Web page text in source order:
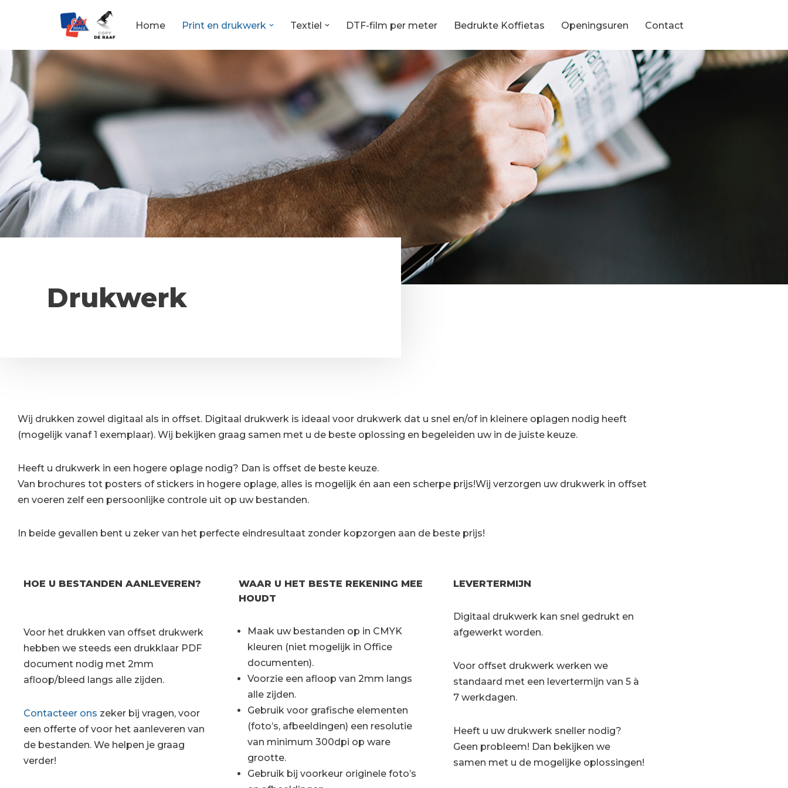
naar
de
inhoud
Home Print en drukwerk Textiel DTF-film per meter Bedrukte Koffietas Openingsuren Contact
Drukwerk
Wij drukken zowel digitaal als in offset. Digitaal drukwerk is ideaal voor drukwerk dat u snel en/of in kleinere oplagen nodig heeft
(mogelijk vanaf 1 exemplaar). Wij bekijken graag samen met u de beste oplossing en begeleiden uw in de juiste keuze.
Heeft u drukwerk in een hogere oplage nodig? Dan is offset de beste keuze.
Van brochures tot posters of stickers in hogere oplage, alles is mogelijk én aan een scherpe prijs!Wij verzorgen uw drukwerk in offset
en voeren zelf een persoonlijke controle uit op uw bestanden.
In beide gevallen bent u zeker van het perfecte eindresultaat zonder kopzorgen aan de beste prijs!
HOE U BESTANDEN AANLEVEREN?
Voor het drukken van offset drukwerk
hebben we steeds een drukklaar PDF
document nodig met 2mm
afloop/bleed langs alle zijden.
Contacteer ons zeker bij vragen, voor
een offerte of voor het aanleveren van
de bestanden. We helpen je graag
verder!
WAAR U HET BESTE REKENING MEE
HOUDT
Maak uw bestanden op in CMYK
kleuren (niet mogelijk in Office
documenten).
Voorzie een afloop van 2mm langs
alle zijden.
Gebruik voor grafische elementen
(foto’s, afbeeldingen) een resolutie
van minimum 300dpi op ware
grootte.
Gebruik bij voorkeur originele foto’s
LEVERTERMIJN
Digitaal drukwerk kan snel gedrukt en
afgewerkt worden.
Voor offset drukwerk werken we
standaard met een levertermijn van 5 à
7 werkdagen.
Heeft u uw drukwerk sneller nodig?
Geen probleem! Dan bekijken we
samen met u de mogelijke oplossingen!